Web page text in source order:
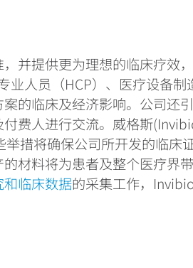
并提供更为理想的临床疗效
业人员（HCP）、医疗设备
的临床及经济影响。公司还
费人进行交流。威格斯
措将确保公司所开发的临床
材料将为患者及整个医疗界
临床数据的采集工作，